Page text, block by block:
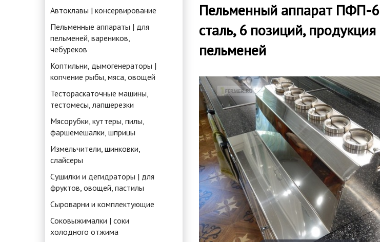
Автоклавы | консервирование
Пельменные аппараты | для
пельменей, вареников,
чебуреков
Коптильни, дымогенераторы |
копчение рыбы, мяса, овощей
Тестораскаточные машины,
тестомесы, лапшерезки
Мясорубки, куттеры, пилы,
фаршемешалки, шприцы
Измельчители, шинковки,
слайсеры
Сушилки и дегидраторы | для
фруктов, овощей, пастилы
Сыроварни и комплектующие
Соковыжималки | соки
холодного отжима
Пельменный аппарат ПФП-6
сталь, 6 позиций,
пельменей